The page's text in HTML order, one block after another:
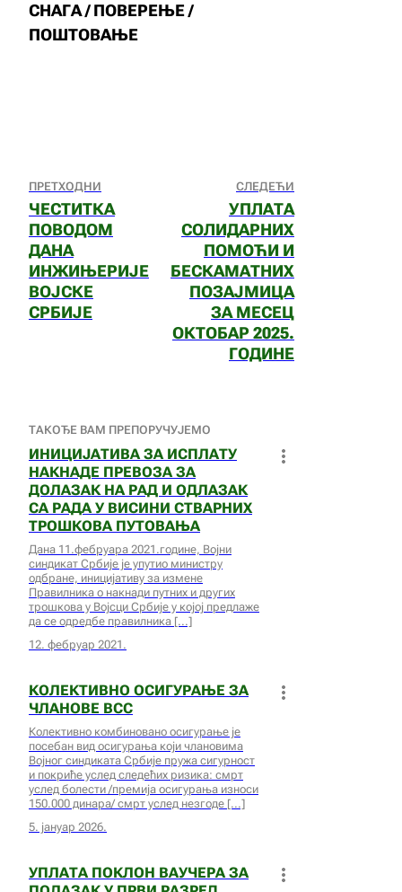
СНАГА / ПОВЕРЕЊЕ /
ПОШТОВАЊЕ
ПРЕТХОДНИ
ЧЕСТИТКА
ПОВОДОМ
ДАНА
ИНЖИЊЕРИЈЕ
ВОЈСКЕ
СРБИЈЕ
СЛЕДЕЋИ
УПЛАТА
СОЛИДАРНИХ
ПОМОЋИ И
БЕСКАМАТНИХ
ПОЗАЈМИЦА
ЗА МЕСЕЦ
ОКТОБАР 2025.
ГОДИНЕ
ТАКОЂЕ ВАМ ПРЕПОРУЧУЈЕМО
ИНИЦИЈАТИВА ЗА ИСПЛАТУ
НАКНАДЕ ПРЕВОЗА ЗА
ДОЛАЗАК НА РАД И ОДЛАЗАК
СА РАДА У ВИСИНИ СТВАРНИХ
ТРОШКОВА ПУТОВАЊА
Дана 11.фебруара 2021.године, Војни
синдикат Србије је упутио министру
одбране, иницијативу за измене
Правилника о накнади путних и других
трошкова у Војсци Србије у којој предлаже
да се одредбе правилника
12. фебруар 2021.
КОЛЕКТИВНО ОСИГУРАЊЕ ЗА
ЧЛАНОВЕ ВСС
Колективно комбиновано осигурање је
посебан вид осигурања који члановима
Војног синдиката Србије пружа сигурност
и покриће услед следећих ризика: смрт
услед болести /премија осигурања износи
150.000 динара/ смрт услед незгоде
5. јануар 2026.
УПЛАТА ПОКЛОН ВАУЧЕРА ЗА